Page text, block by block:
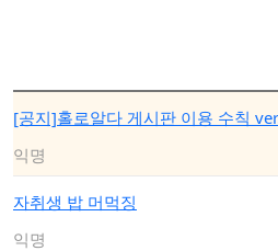
[공지]홀로알다 게시판 이용 수칙
익명
자취생 밥 머먹징
익명